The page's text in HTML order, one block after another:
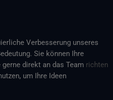
Verbesserung unseres
Sie können Ihre
direkt an das Team richten
um Ihre Ideen